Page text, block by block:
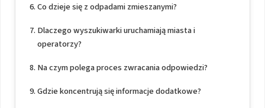
Co dzieje się z odpadami zmieszanymi?
Dlaczego wyszukiwarki uruchamiają miasta i
operatorzy?
Na czym polega proces zwracania odpowiedzi?
Gdzie koncentrują się informacje dodatkowe?